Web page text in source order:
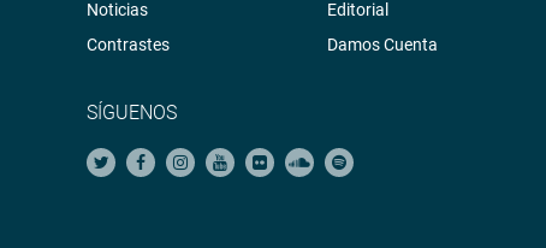
Noticias
Contrastes
Editorial
Damos Cuenta
SÍGUENOS